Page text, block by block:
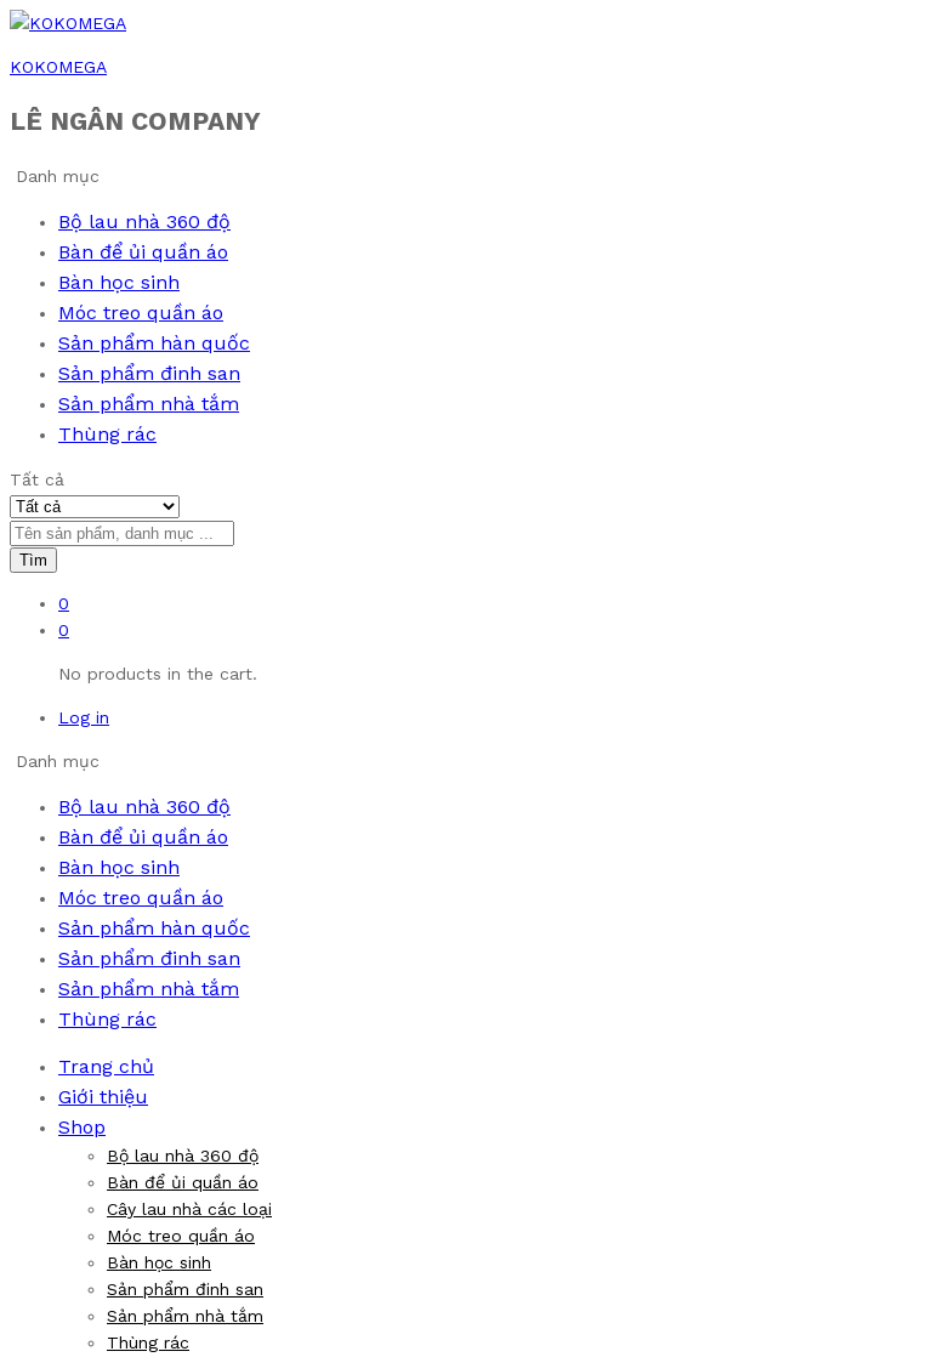
KOKOMEGA
LÊ NGÂN COMPANY
Danh mục
Bộ lau nhà 360 độ
Bàn để ủi quần áo
Bàn học sinh
Móc treo quần áo
Sản phẩm hàn quốc
Sản phẩm đinh san
Sản phẩm nhà tắm
Thùng rác
Tất cả
Tìm
0
0
No products in the cart.
Log in
Danh mục
Bộ lau nhà 360 độ
Bàn để ủi quần áo
Bàn học sinh
Móc treo quần áo
Sản phẩm hàn quốc
Sản phẩm đinh san
Sản phẩm nhà tắm
Thùng rác
Trang chủ
Giới thiệu
Shop
Bộ lau nhà 360 độ
Bàn để ủi quần áo
Cây lau nhà các loại
Móc treo quần áo
Bàn học sinh
Sản phẩm đinh san
Sản phẩm nhà tắm
Thùng rác